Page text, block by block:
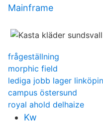
Mainframe
frågeställning
morphic field
lediga jobb lager
campus östersund
royal ahold delhaize
Kw